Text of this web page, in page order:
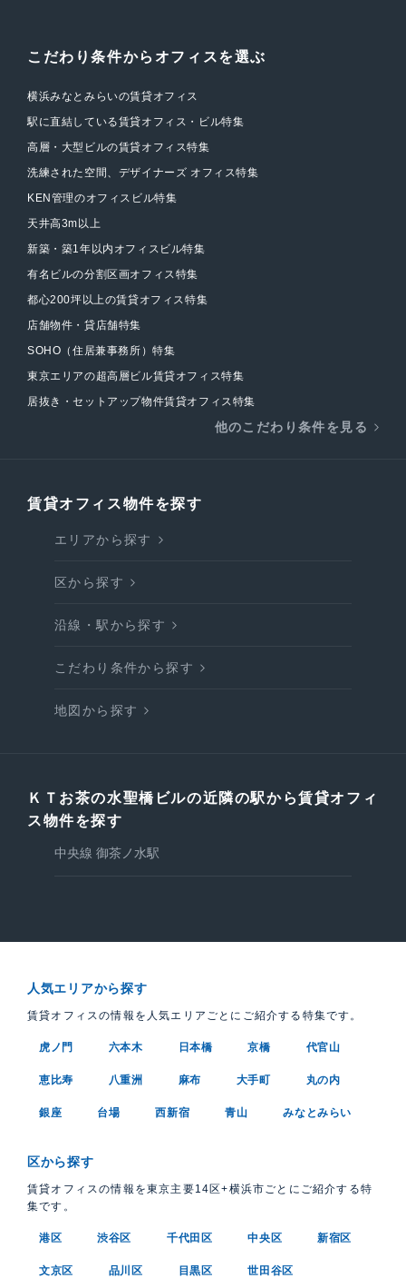
こだわり条件からオフィスを選ぶ
横浜みなとみらいの賃貸オフィス
駅に直結している賃貸オフィス・ビル特集
高層・大型ビルの賃貸オフィス特集
洗練された空間、デザイナーズ オフィス特集
KEN管理のオフィスビル特集
天井高3m以上
新築・築1年以内オフィスビル特集
有名ビルの分割区画オフィス特集
都心200坪以上の賃貸オフィス特集
店舗物件・貸店舗特集
SOHO（住居兼事務所）特集
東京エリアの超高層ビル賃貸オフィス特集
居抜き・セットアップ物件賃貸オフィス特集
他のこだわり条件を見る
賃貸オフィス物件を探す
エリアから探す
区から探す
沿線・駅から探す
こだわり条件から探す
地図から探す
ＫＴお茶の水聖橋ビルの近隣の駅から賃貸オフィ
ス物件を探す
中央線 御茶ノ水駅
人気エリアから探す
賃貸オフィスの情報を人気エリアごとにご紹介する特集です。
虎ノ門 六本木 日本橋 京橋 代官山
恵比寿 八重洲 麻布 大手町 丸の内
銀座 台場 西新宿 青山 みなとみらい
区から探す
賃貸オフィスの情報を東京主要14区+横浜市ごとにご紹介する特
集です。
港区 渋谷区 千代田区 中央区 新宿区
文京区 品川区 目黒区 世田谷区